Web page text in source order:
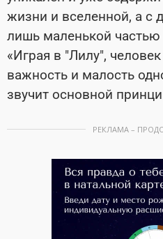
жизни и вселенной, а с
лишь маленькой частью
«Играя в "Лилу",
важность и малость
звучит основной
РЕКЛАМА –